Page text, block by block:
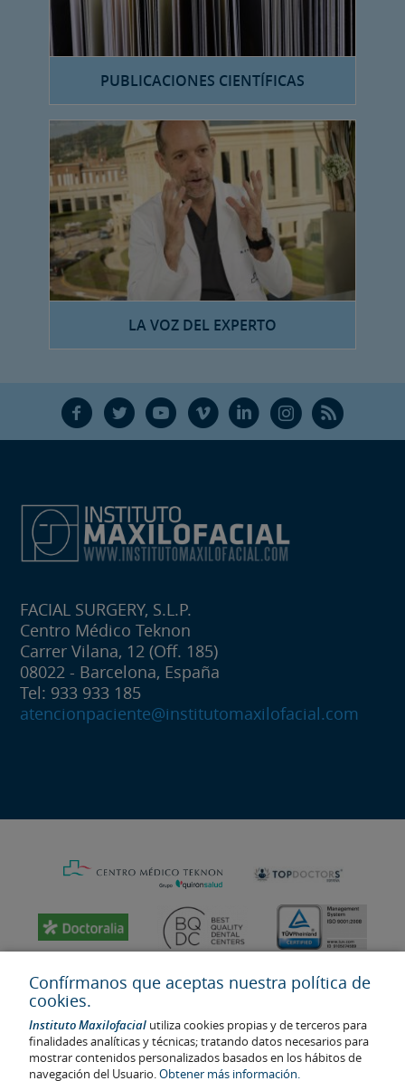
PUBLICACIONES CIENTÍFICAS
LA VOZ DEL EXPERTO
F T Y V L Ñ R
FACIAL SURGERY, S.L.P.
Centro Médico Teknon
Carrer Vilana, 12 (Off. 185)
08022 - Barcelona, España
Tel: 933 933 185
atencionpaciente@institutomaxilofacial.com
Confírmanos que aceptas nuestra política de
cookies.
Instituto Maxilofacial utiliza cookies propias y de terceros para
finalidades analíticas y técnicas; tratando datos necesarios para
mostrar contenidos personalizados basados en los hábitos de
navegación del Usuario.Obtener más información.